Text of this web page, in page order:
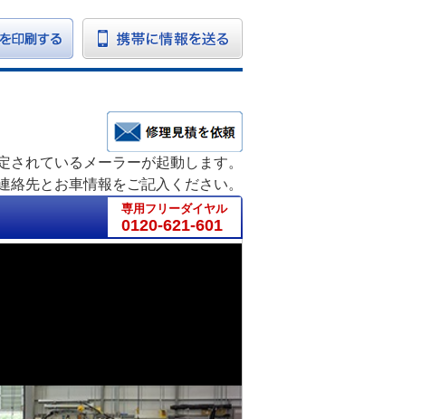
されているメーラーが起動します。
先とお車情報をご記入ください。
専用フリーダイヤル
0120-621-601